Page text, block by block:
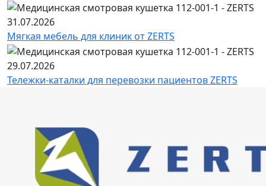
31.07.2026
Мягкая мебель для клиник от ZERTS
29.07.2026
Тележки-каталки для перевозки пациентов ZERTS